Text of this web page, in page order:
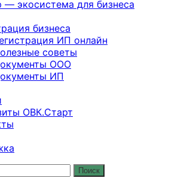
— экосистема для бизнеса
бизнеса
ИП онлайн
советы
ООО
ИП
ОВК.Старт
Поиск